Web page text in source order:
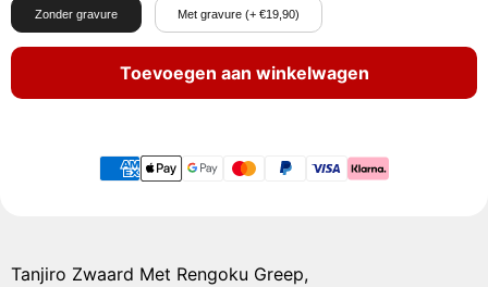
Zonder gravure Met gravure (+ €19,90)
Toevoegen aan winkelwagen
Tanjiro Zwaard Met Rengoku Greep,